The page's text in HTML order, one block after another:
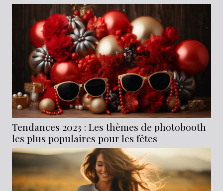
Tendances 2023 : Les thèmes de photobooth
les plus populaires pour les fêtes